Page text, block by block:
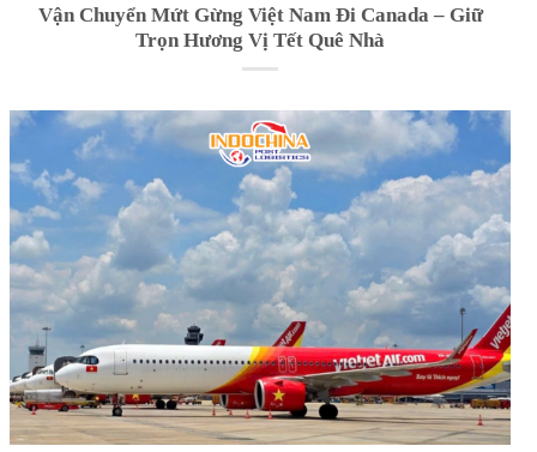
Vận Chuyển Mứt Gừng Việt Nam Đi Canada – Giữ
Trọn Hương Vị Tết Quê Nhà